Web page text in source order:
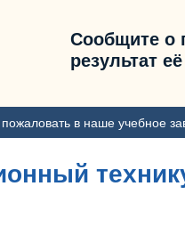
Сообщите о
результат
в наше учебное